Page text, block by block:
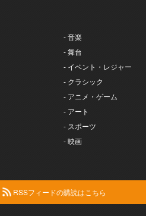
- 音楽
- 舞台
- イベント・レジャー
- クラシック
- アニメ・ゲーム
- アート
- スポーツ
- 映画
RSSフィードの購読はこちら